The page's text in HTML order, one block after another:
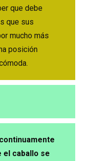
que debe
que sus
mucho más
posición
el caballo se